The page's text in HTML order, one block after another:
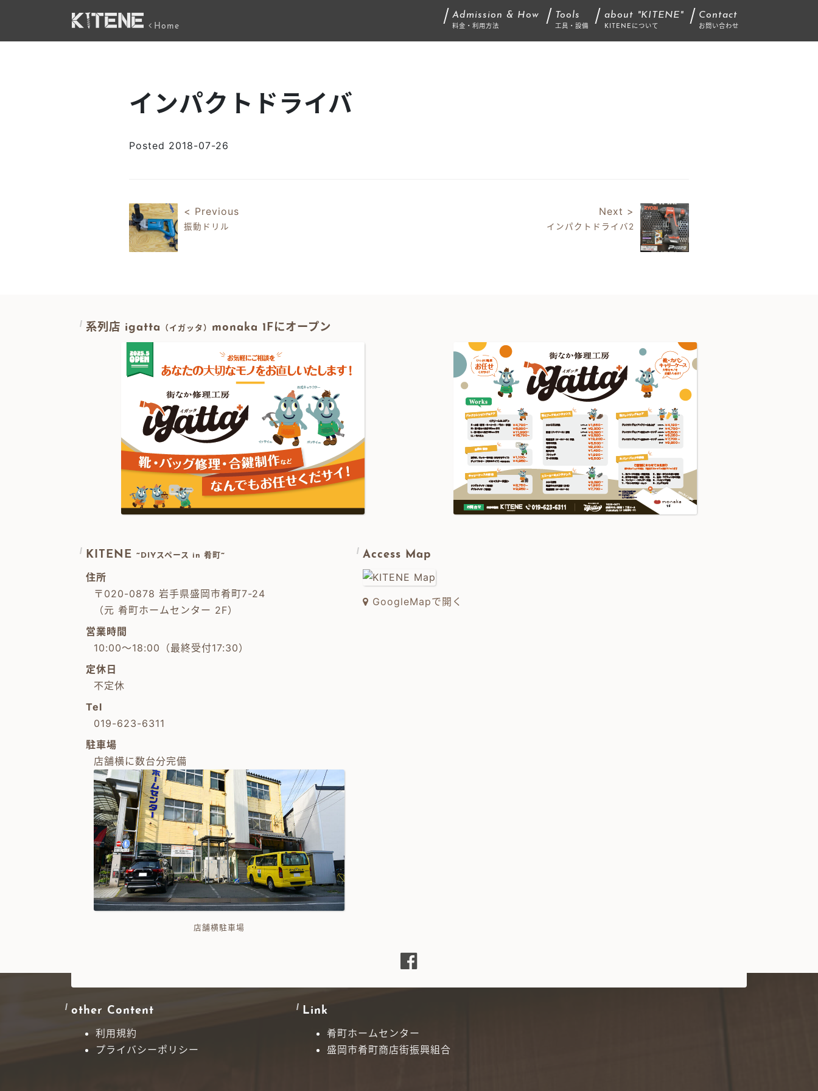
Home 料金・利用方法
Admission & How
工具・設備
Tools
KITENEについて
about "KITENE"
お問い合わせ
Contact
インパクトドライバ
Posted 2018-07-26
投稿ナビゲーション
< Previous
振動ドリル
Next >
インパクトドライバ2
系列店 igatta （イガッタ） monaka 1Fにオープン
KITENE ~DIYスペース in 肴町~
住所
〒020-0878 岩手県盛岡市肴町7-24
（元 肴町ホームセンター 2F）
営業時間
10:00～18:00（最終受付17:30）
定休日
不定休
Tel
019-623-6311
駐車場
店舗横に数台分完備
店舗横駐車場
Access Map
GoogleMapで開く
other Content
利用規約
プライバシーポリシー
Link
肴町ホームセンター
盛岡市肴町商店街振興組合